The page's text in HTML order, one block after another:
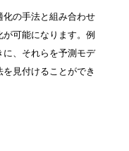
の手法と組み合わせ
可能になります。例
に、それらを予測モデ
見付けることができ